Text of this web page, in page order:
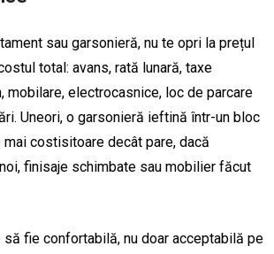
sau garsonieră, nu te opri la prețul
total: avans, rată lunară, taxe
mobilare, electrocasnice, loc de parcare
Uneori, o garsonieră ieftină într-un bloc
mai costisitoare decât pare, dacă
finisaje schimbate sau mobilier făcut
să fie confortabilă, nu doar acceptabilă pe